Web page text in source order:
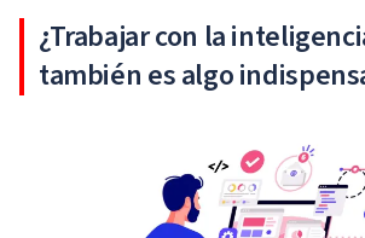
¿Trabajar con la
también es algo